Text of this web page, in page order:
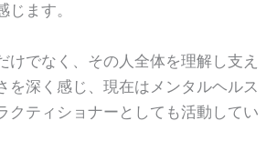
じます。
けでなく、その人全体を理解し支え
を深く感じ、現在はメンタルヘルス
クティショナーとしても活動してい